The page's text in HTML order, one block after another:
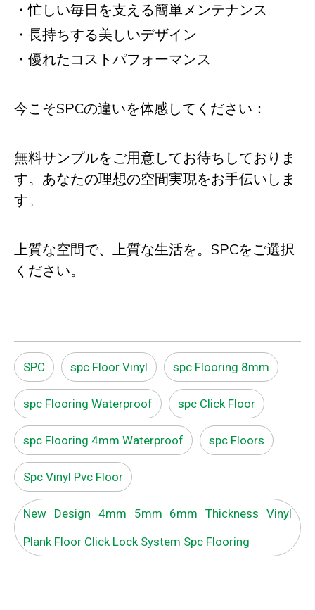
・忙しい毎日を支える簡単メンテナンス
・長持ちする美しいデザイン
・優れたコストパフォーマンス
今こそSPCの違いを体感してください：
無料サンプルをご用意してお待ちしておりま
す。あなたの理想の空間実現をお手伝いしま
す。
上質な空間で、上質な生活を。SPCをご選択
ください。
SPC spc Floor Vinyl spc Flooring 8mm
spc Flooring Waterproof spc Click Floor
spc Flooring 4mm Waterproof spc Floors
Spc Vinyl Pvc Floor
New Design 4mm 5mm 6mm Thickness Vinyl
Plank Floor Click Lock System Spc Flooring